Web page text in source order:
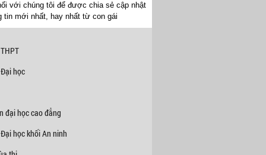
với chúng tôi để được chia sẻ cập nhật
tin mới nhất, hay nhất từ con gái
học
đại học cao đẳng
học khối An ninh